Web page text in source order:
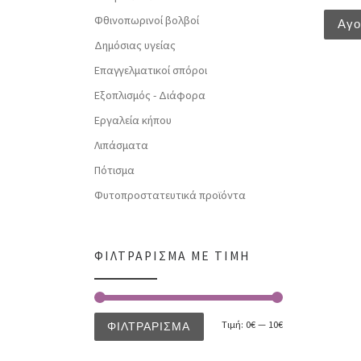
Φθινοπωρινοί βολβοί
Δημόσιας υγείας
Επαγγελματικοί σπόροι
Εξοπλισμός - Διάφορα
Εργαλεία κήπου
Λιπάσματα
Πότισμα
Φυτοπροστατευτικά προϊόντα
ΦΙΛΤΡΆΡΙΣΜΑ ΜΕ ΤΙΜΉ
ΦΙΛΤΡΆΡΙΣΜΑ Τιμή: 0€ — 10€